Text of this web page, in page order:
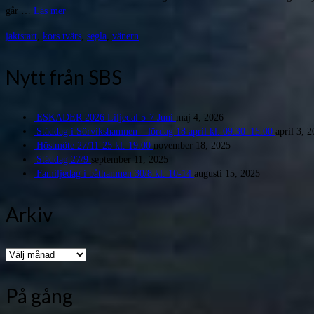
går … Läs mer
jaktstart, kors tvärs, segla, vänern
Nytt från SBS
ESKADER 2026 Liljedal 5-7 Juni maj 4, 2026
Städdag i Sörvikshamnen – lördag 18 april kl. 09.30–15.00 april 3,
Höstmöte 27/11-25 kl. 19.00 november 18, 2025
Städdag 27/9 september 11, 2025
Familjedag i båthamnen 30/8 kl. 10-14 augusti 15, 2025
Arkiv
Arkiv
På gång